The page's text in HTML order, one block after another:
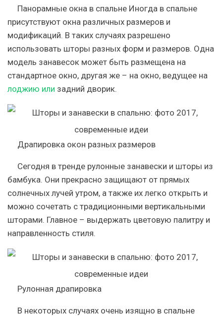
Панорамные окна в спальне Иногда в спальне
присутствуют окна различных размеров и
модификаций. В таких случаях разрешено
использовать шторы разных форм и размеров. Одна
модель занавесок может быть размещена на
стандартное окно, другая же – на окно, ведущее на
лоджию или задний дворик.
Драпировка окон разных размеров
Сегодня в тренде рулонные занавески и шторы из
бамбука. Они прекрасно защищают от прямых
солнечных лучей утром, а также их легко открыть и
можно сочетать с традиционными вертикальными
шторами. Главное – выдержать цветовую палитру и
направленность стиля.
Рулонная драпировка
В некоторых случаях очень изящно в спальне